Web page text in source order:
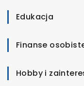
Edukacja
Finanse
Hobby i